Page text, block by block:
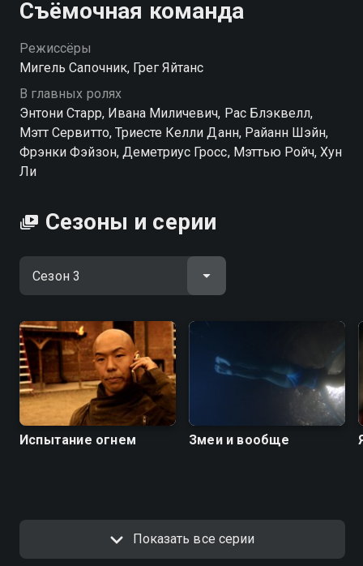
Съёмочная команда
Режиссёры
Мигель Сапочник, Грег Яйтанс
В главных ролях
Энтони Старр, Ивана Миличевич, Рас Блэквелл,
Мэтт Сервитто, Триесте Келли Данн, Райанн Шэйн,
Фрэнки Фэйзон, Деметриус Гросс, Мэттью Ройч, Хун
Ли
Сезоны и серии
Испытание огнем Змеи и вообще
Показать все серии